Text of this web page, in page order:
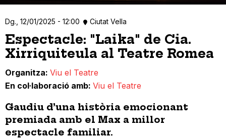
Dg., 12/01/2025 - 12:00 Ciutat Vella
Espectacle: "Laika" de Cia.
Xirriquiteula al Teatre Romea
Organitza Viu el Teatre
En col·laboració amb Viu el Teatre
Gaudiu d’una història emocionant
premiada amb el Max a millor
espectacle familiar.